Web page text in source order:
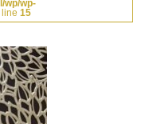
下）
）
上）
）
wp/wp-
15